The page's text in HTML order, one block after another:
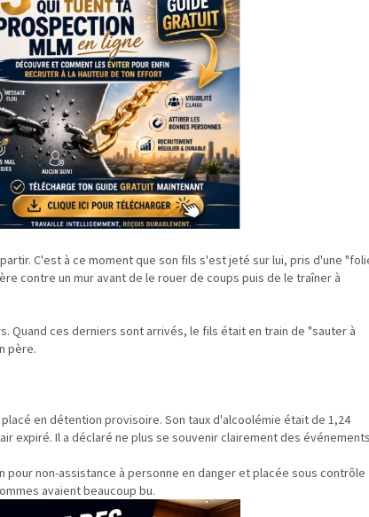
C'est à ce moment que son fils s'est jeté sur lui, pris d'une
contre un mur avant de le rouer de coups puis de le traîner à
Quand ces derniers sont arrivés, le fils était en train de "sauter à
père.
en détention provisoire. Son taux d'alcoolémie était de 1,24
expiré. Il a déclaré ne plus se souvenir clairement des
pour non-assistance à personne en danger et placée sous contrôle
avaient beaucoup bu.